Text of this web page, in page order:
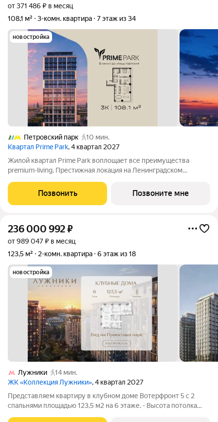
от 371 486 ₽ в месяц
108,1 м²
3-комн. квартира 7 этаж из 34
новостройка
Петровский парк
10 мин.
Квартал Prime Park, 4 квартал 2027
Жилой квартал Prime Park воплощает все преимущества
premium-living. Престижная локация на Ленинградском
и Белой площади, - 20 мин. до аэропорта «Шереметьево» или
«Москва-Сити», - 4 парка
Позвонить Позвоните мне
236 000 992₽
от 989 047 ₽ в месяц
123,5 м²
2-комн. квартира 6 этаж из 18
новостройка
Лужники
14 мин.
ЖК «Коллекция Лужники», 4 квартал 2027
Представляем квартиру в клубном доме Вотерфронт 5 с 2
спальнями площадью 123,5 м2 на 6 этаже. - Высота потолка